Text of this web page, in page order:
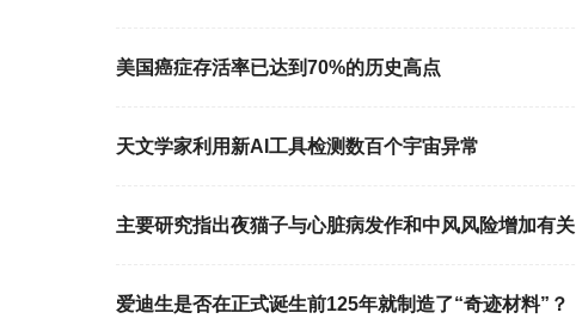
美国癌症存活率已达到70%的历史高点
天文学家利用新AI工具检测数百个宇宙异常
主要研究指出夜猫子与心脏病发作和中风风险增加有关
爱迪生是否在正式诞生前125年就制造了“奇迹材料”？